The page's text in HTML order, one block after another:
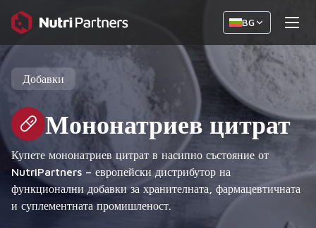
BG
Добавки
Мононатриев цитрат
Купете мононатриев цитрат в насипно състояние от
NutriPartners – европейски дистрибутор на
функционални добавки за хранителната, фармацевтичната
и суплементната промишленост.